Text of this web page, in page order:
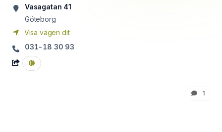
Vasagatan 41
Göteborg
Visa vägen dit
031-18 30 93
1